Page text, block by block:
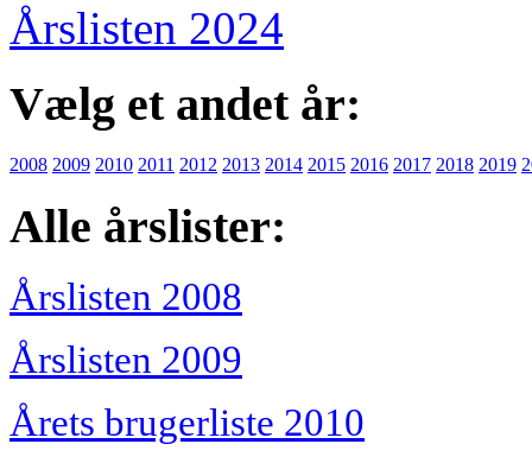
Årslisten 2024
Vælg et andet år:
2008 2009 2010 2011 2012 2013 2014 2015 2016 2017 2018 2019
Alle årslister:
Årslisten 2008
Årslisten 2009
Årets brugerliste 2010